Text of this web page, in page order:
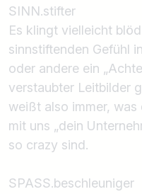
SINN.stifter
Es klingt vielleicht
sinnstiftenden Gefühl
oder andere ein
verstaubter Leitbilder
weißt also immer,
mit uns „dein
so crazy sind.
SPASS.beschleuniger